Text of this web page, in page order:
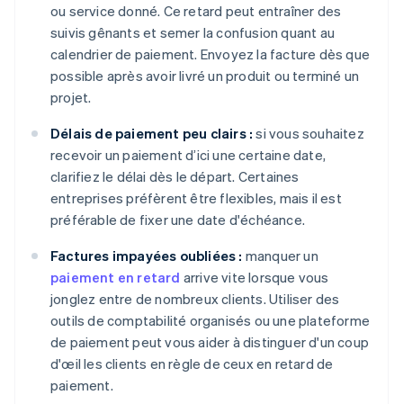
ou service donné. Ce retard peut entraîner des
suivis gênants et semer la confusion quant au
calendrier de paiement. Envoyez la facture dès que
possible après avoir livré un produit ou terminé un
projet.
Délais de paiement peu clairs : si vous souhaitez
recevoir un paiement d’ici une certaine date,
clarifiez le délai dès le départ. Certaines
entreprises préfèrent être flexibles, mais il est
préférable de fixer une date d'échéance.
Factures impayées oubliées : manquer un
paiement en retard arrive vite lorsque vous
jonglez entre de nombreux clients. Utiliser des
outils de comptabilité organisés ou une plateforme
de paiement peut vous aider à distinguer d'un coup
d'œil les clients en règle de ceux en retard de
paiement.